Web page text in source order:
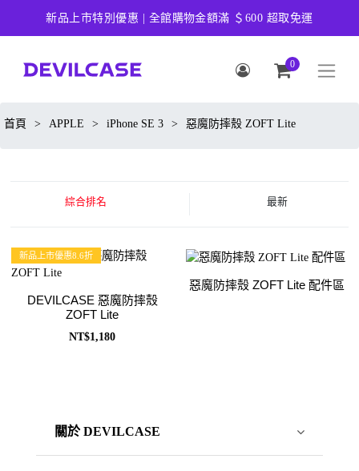
新品上市特別優惠 | 全館購物金額滿 ＄600 超取免運
0
首頁 > APPLE > iPhone SE 3 > 惡魔防摔殼 ZOFT Lite
綜合排名 最新
新品上市優惠8.6折
DEVILCASE 惡魔防摔殼
ZOFT Lite
NT$1,180
惡魔防摔殼 ZOFT Lite 配件區
關於 DEVILCASE